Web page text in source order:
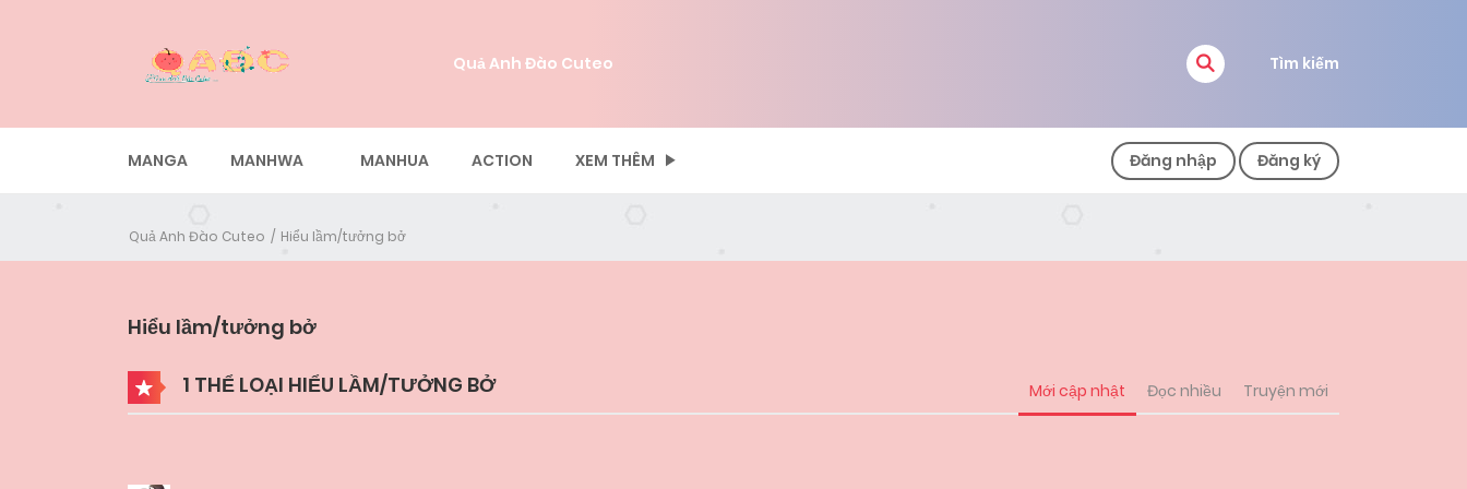
Quả Anh Đào Cuteo Tìm kiếm
MANGA MANHWA MANHUA ACTION XEM THÊM Đăng nhập Đăng ký
Quả Anh Đào Cuteo Hiểu lầm/tưởng bở
Hiểu lầm/tưởng bở
1 THỂ LOẠI HIỂU LẦM/TƯỞNG BỞ Mới cập nhật Đọc nhiều Truyện mới